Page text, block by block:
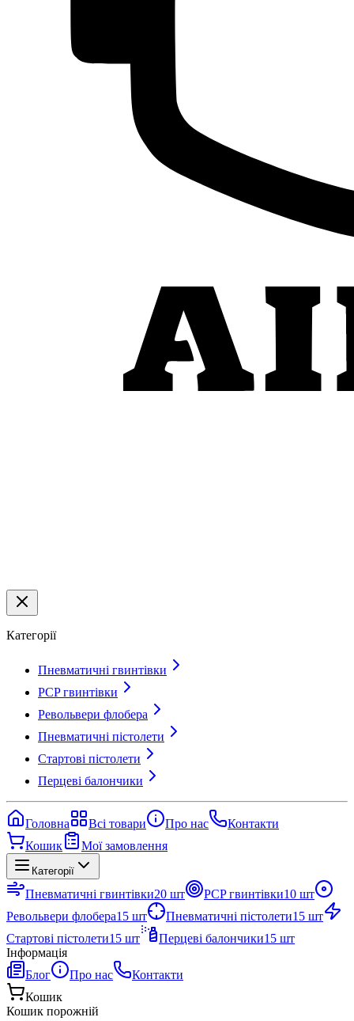
Категорії
Пневматичні гвинтівки
PCP гвинтівки
Револьвери флобера
Пневматичні пістолети
Стартові пістолети
Перцеві балончики
Головна Всі товари Про нас
Контакти
Кошик
Мої замовлення
Категорії
Пневматичні гвинтівки20 шт PCP гвинтівки10 шт
Револьвери флобера15 шт Пневматичні пістолети15 шт
Стартові пістолети15 шт Перцеві балончики15 шт
Інформація
Блог
Про нас
Контакти
Кошик
Кошик порожній